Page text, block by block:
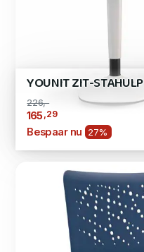
YOUNIT ZIT-STAHULP
226,-
165,29
Bespaar nu 27%